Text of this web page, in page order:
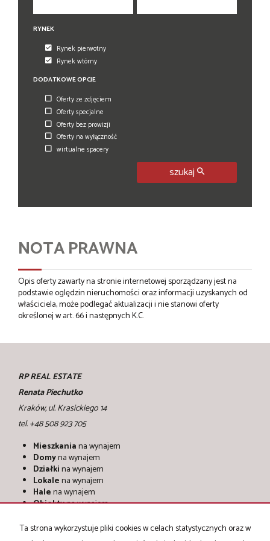
RYNEK
Rynek pierwotny
Rynek wtórny
DODATKOWE OPCJE
Oferty ze zdjęciem
Oferty specjalne
Oferty bez prowizji
Oferty na wyłączność
wirtualne spacery
szukaj
NOTA PRAWNA
Opis oferty zawarty na stronie internetowej sporządzany jest na
podstawie oględzin nieruchomości oraz informacji uzyskanych od
właściciela, może podlegać aktualizacji i nie stanowi oferty
określonej w art. 66 i następnych K.C.
RP REAL ESTATE
Renata Piechutko
Kraków, ul. Krasickiego 14
tel. +48 508 923 705
Mieszkaniana wynajem
Domyna wynajem
Działkina wynajem
Lokalena wynajem
Halena wynajem
Obiektyna wynajem
Mieszkaniana sprzedaż
Domyna sprzedaż
Ta strona wykorzystuje pliki cookies w celach statystycznych oraz w